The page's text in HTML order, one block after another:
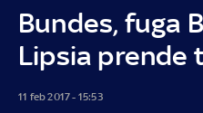
Bundes, fuga
Lipsia prende
11 feb 2017 - 15:53